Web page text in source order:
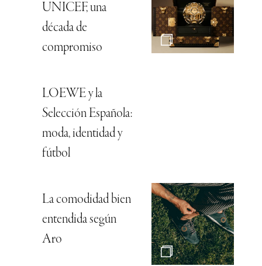
UNICEF, una
década de
compromiso
LOEWE y la
Selección Española:
moda, identidad y
fútbol
La comodidad bien
entendida según
Aro